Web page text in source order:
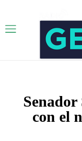
Senador
con el